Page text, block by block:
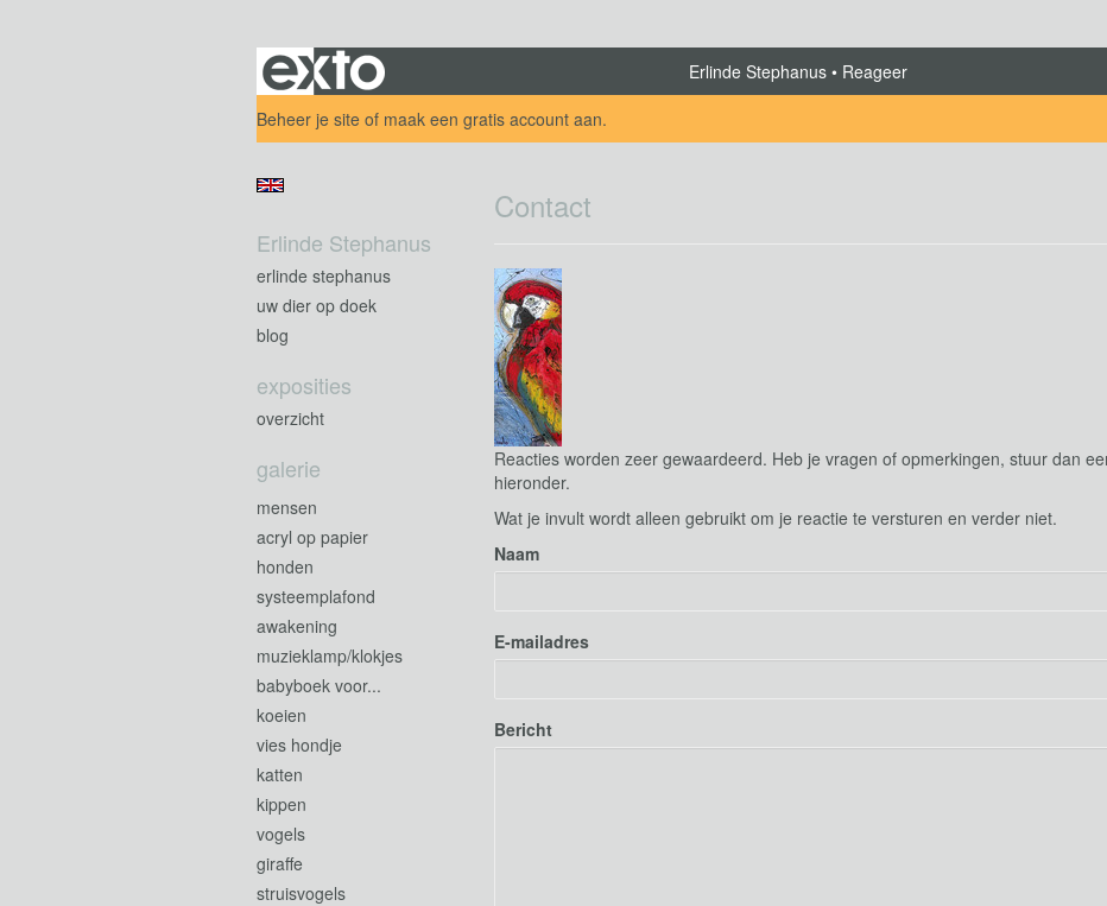
Erlinde Stephanus
Reageer
Beheer je site of maak een gratis account aan.
Contact
Reacties worden zeer gewaardeerd. Heb je vragen of opmerkingen, stuur dan
hieronder.
Wat je invult wordt alleen gebruikt om je reactie te versturen en verder niet.
Naam
E-mailadres
Bericht
Erlinde Stephanus
erlinde stephanus
uw dier op doek
blog
exposities
overzicht
galerie
mensen
acryl op papier
honden
systeemplafond
awakening
muzieklamp/klokjes
babyboek voor...
koeien
vies hondje
katten
kippen
vogels
giraffe
struisvogels